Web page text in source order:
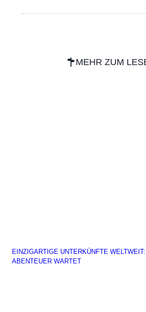
MEHR ZUM
EINZIGARTIGE UNTERKÜNFTE
ABENTEUER WARTET